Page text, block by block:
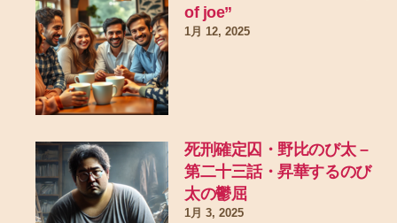
of joe”
1月 12, 2025
死刑確定囚・野比のび太 –
第二十三話・昇華するのび
太の鬱屈
1月 3, 2025